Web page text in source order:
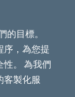
的目標。
序，為您提
性。 為我們
客製化服